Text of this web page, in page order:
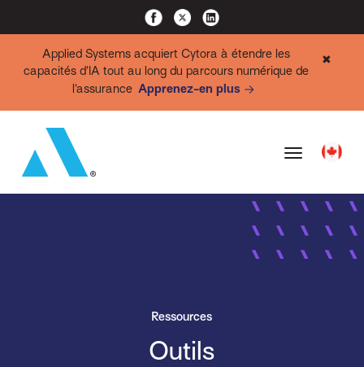
Applied Systems acquiert Cytora à étendre les
capacités d’IA tout au long du parcours numérique de
l’assurance Apprenez-en plus
✖
Ressources
Outils